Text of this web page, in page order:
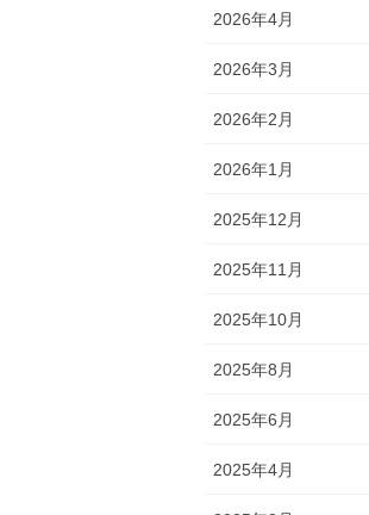
2026年4月
2026年3月
2026年2月
2026年1月
2025年12月
2025年11月
2025年10月
2025年8月
2025年6月
2025年4月